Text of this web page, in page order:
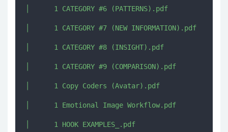
│      1 CATEGORY #6 (PATTERNS).pdf
│      1 CATEGORY #7 (NEW INFORMATION).pdf
│      1 CATEGORY #8 (INSIGHT).pdf
│      1 CATEGORY #9 (COMPARISON).pdf
│      1 Copy Coders (Avatar).pdf
│      1 Emotional Image Workflow.pdf
│      1 HOOK EXAMPLES_.pdf